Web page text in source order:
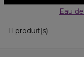
Eau
11 produit(s)